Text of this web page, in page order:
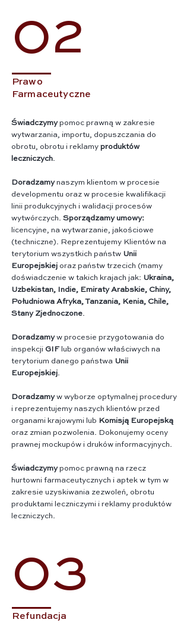
02
Prawo
Farmaceutyczne
Świadczymypomoc prawną w zakresie
wytwarzania, importu, dopuszczania do
obrotu, obrotu i reklamy produktów
leczniczych.
Doradzamynaszym klientom w procesie
developmentu oraz w procesie kwalifikacji
linii produkcyjnych i walidacji procesów
wytwórczych. Sporządzamy umowy:
licencyjne, na wytwarzanie, jakościowe
(techniczne). Reprezentujemy Klientów na
terytorium wszystkich państw Unii
Europejskiej oraz państw trzecich (mamy
doświadczenie w takich krajach jak: Ukraina,
Uzbekistan, Indie, Emiraty Arabskie, Chiny,
Południowa Afryka, Tanzania, Kenia, Chile,
Stany Zjednoczone.
Doradzamyw procesie przygotowania do
inspekcji GIF lub organów właściwych na
terytorium danego państwa Unii
Europejskiej.
Doradzamyw wyborze optymalnej procedury
i reprezentujemy naszych klientów przed
organami krajowymi lub Komisją Europejską
oraz zmian pozwolenia. Dokonujemy oceny
prawnej mockupów i druków informacyjnych.
Świadczymypomoc prawną na rzecz
hurtowni farmaceutycznych i aptek w tym w
zakresie uzyskiwania zezwoleń, obrotu
produktami leczniczymi i reklamy produktów
leczniczych.
03
Refundacja